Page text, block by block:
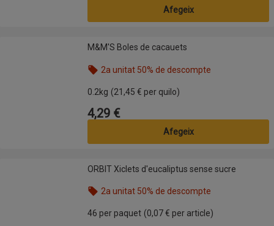
Afegeix
M&M'S Boles de cacauetsM&M'S Boles de cacauets
2a unitat 50% de descompte
0.2kg (21,45 € per quilo)
Preu
4,29 €
Afegeix
ORBIT Xiclets d'eucaliptus sense sucreORBIT Xiclets d'eucaliptus sense sucre
2a unitat 50% de descompte
46 per paquet (0,07 € per article)